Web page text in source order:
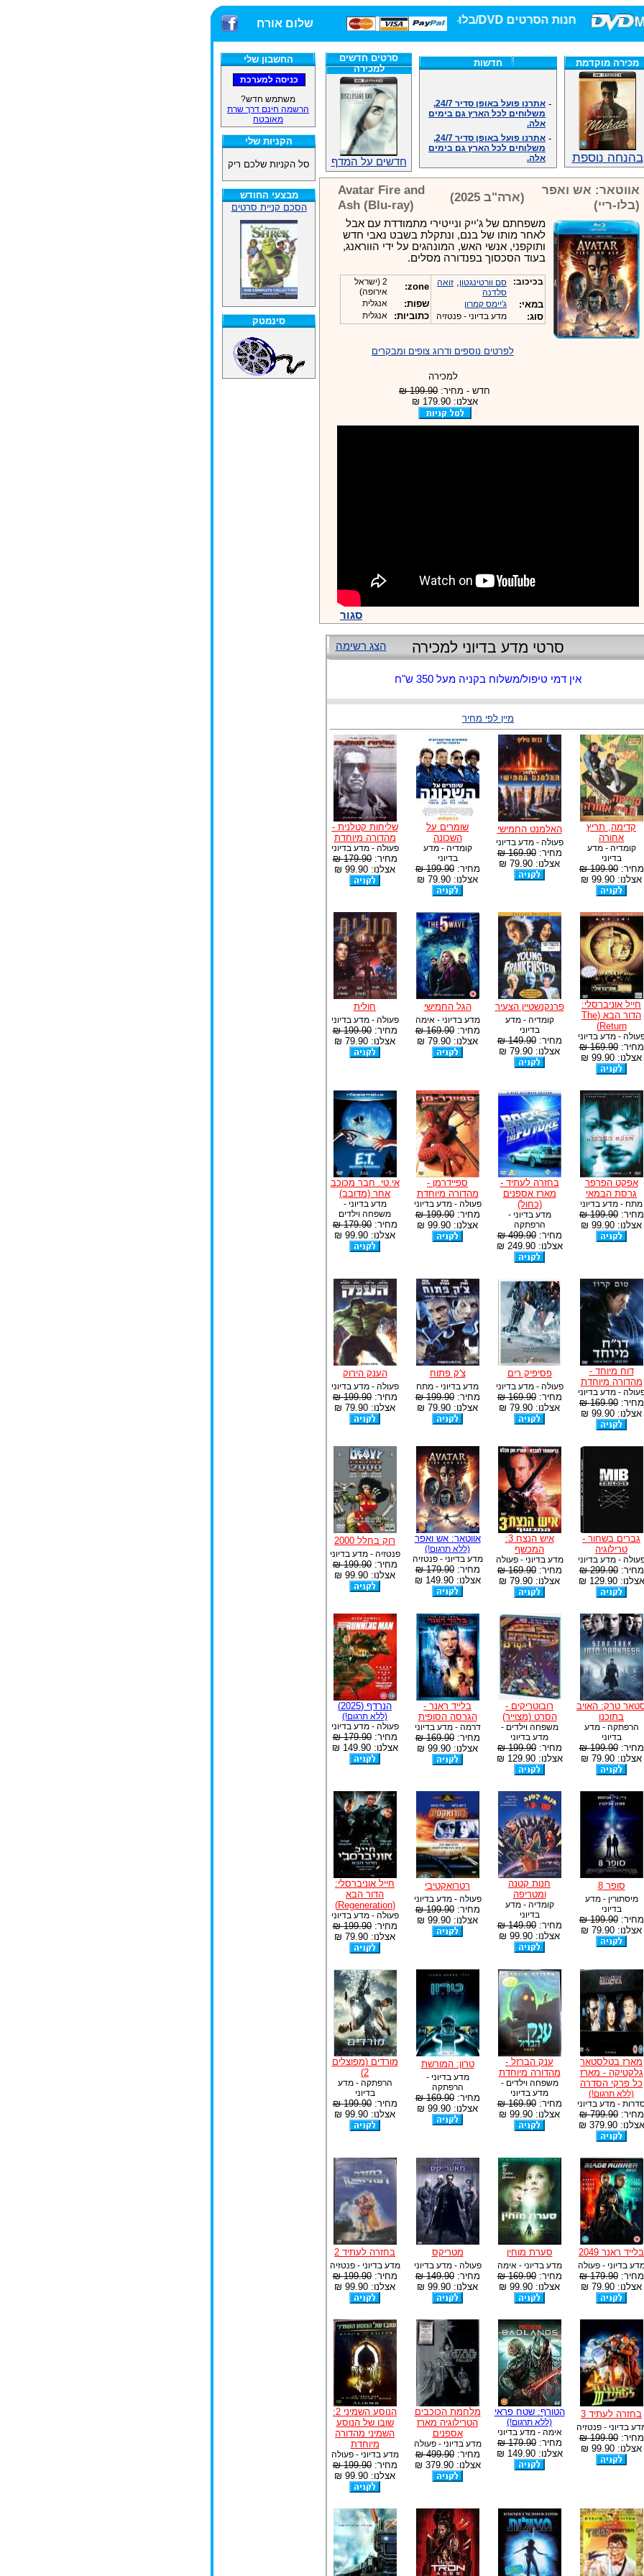
חנות הסרטים DVD/בלו-ריי/3D הגדולה ביותר! שלום אורח
החשבון שלי
משתמש חדש?
הרשמה חינם דרך שרת
מאובטח
הקניות שלי
סל הקניות שלכם ריק
מבצעי החודש
הסכם קניית סרטים
סינמטק
מכירה מוקדמת
בהנחה נוספת
חדשות
משלוחים לכל הארץ גם בימים
אלה.
משלוחים לכל הארץ גם בימים
אלה.
אנחנו כאן לכול שאלה וזמינים
במענה הטלפוני שלנו.ובמייל
.האתר לרשותכם פעיל 24/7
- מענה טלפוני: 09-7652392
זמינים במייל ובטלפון. האתר
לרשותכם פעיל 24/7
צוות דיוידי מאסטר ישיר.
אנחנו כאן לכול שאלה וזמינים
במענה הטלפוני שלנו.ובמייל
.האתר לרשותכם 24/7
מענה טלפוני: 09-7652392
צוות דיוידי מאסטר ישיר.
סרטים חדשים
למכירה
חדשים על המדף
אווטאר: אש ואפר
(בלו-ריי)
(ארה"ב 2025)
Avatar Fire and
Ash (Blu-ray)
משפחתם של ג'ייק ונייטירי מתמודדת עם אבל
לאחר מותו של בנם, ונתקלת בשבט נאבי חדש
ותוקפני, אנשי האש, המונהגים על ידי הווראנג,
בעוד הסכסוך בפנדורה מסלים.
בכיכוב: סם וורטינגטון, זואה
סלדנה
במאי: ג'יימס קמרון
סוג: מדע בדיוני - פנטזיה
zone:
2 (ישראל
אירופה)
שפות: אנגלית
כתוביות: אנגלית
לפרטים נוספים ודרוג צופים ומבקרים
למכירה
חדש - מחיר: 199.90 ₪
אצלנו: 179.90 ₪
סגור
הצג רשימה סרטי מדע בדיוני למכירה
אין דמי טיפול/משלוח בקניה מעל 350 ש"ח
מיין לפי מחיר
קדימה, תריץ
אחורה
קומדיה - מדע
בדיוני
מחיר:199.90 ₪
אצלנו: 99.90 ₪
האלמנט החמישי
פעולה - מדע בדיוני
מחיר:169.90 ₪
אצלנו: 79.90 ₪
שומרים על
השכונה
קומדיה - מדע
בדיוני
מחיר:199.90 ₪
אצלנו: 79.90 ₪
שליחות קטלנית -
מהדורה מיוחדת
פעולה - מדע בדיוני
מחיר:179.90 ₪
אצלנו: 99.90 ₪
חייל אוניברסלי:
הדור הבא (The
Return)
- מדע בדיוני
מחיר:169.90 ₪
אצלנו: 99.90 ₪
פרנקנשטיין הצעיר
קומדיה - מדע
בדיוני
מחיר:149.90 ₪
אצלנו: 79.90 ₪
הגל החמישי
מדע בדיוני - אימה
מחיר:169.90 ₪
אצלנו: 79.90 ₪
חולית
פעולה - מדע בדיוני
מחיר:199.90 ₪
אצלנו: 79.90 ₪
אפקט הפרפר
גרסת הבמאי
מתח - מדע בדיוני
מחיר:199.90 ₪
אצלנו: 99.90 ₪
בחזרה לעתיד -
מארז אספנים
(כחול)
מדע בדיוני -
הרפתקה
מחיר:499.90 ₪
אצלנו: 249.90 ₪
ספיידרמן -
מהדורה מיוחדת
פעולה - מדע בדיוני
מחיר:199.90 ₪
אצלנו: 99.90 ₪
אי.טי. חבר מכוכב
אחר (מדובב)
מדע בדיוני -
משפחה וילדים
מחיר:179.90 ₪
אצלנו: 99.90 ₪
דוח מיוחד -
מהדורה מיוחדת
- מדע בדיוני
מחיר:169.90 ₪
אצלנו: 99.90 ₪
פסיפיק רים
פעולה - מדע בדיוני
מחיר:169.90 ₪
אצלנו: 79.90 ₪
צ'ק פתוח
מדע בדיוני - מתח
מחיר:199.90 ₪
אצלנו: 79.90 ₪
הענק הירוק
פעולה - מדע בדיוני
מחיר:199.90 ₪
אצלנו: 79.90 ₪
גברים בשחור -
טרילוגיה
- מדע בדיוני
מחיר:299.90 ₪
אצלנו: 129.90 ₪
איש הנצח 3:
המכשף
מדע בדיוני - פעולה
מחיר:169.90 ₪
אצלנו: 79.90 ₪
אווטאר: אש ואפר
(ללא תרגום!)
מדע בדיוני - פנטזיה
מחיר:179.90 ₪
אצלנו: 149.90 ₪
רוק בחלל 2000
פנטזיה - מדע בדיוני
מחיר:199.90 ₪
אצלנו: 99.90 ₪
טרק: האויב
בתוכנו
הרפתקה - מדע
בדיוני
מחיר:199.90 ₪
אצלנו: 79.90 ₪
רובוטריקים -
הסרט (מצוייר)
משפחה וילדים -
מדע בדיוני
מחיר:199.90 ₪
אצלנו: 129.90 ₪
בלייד ראנר -
הגרסה הסופית
דרמה - מדע בדיוני
מחיר:169.90 ₪
אצלנו: 99.90 ₪
הנרדף (2025)
(ללא תרגום!)
פעולה - מדע בדיוני
מחיר:179.90 ₪
אצלנו: 149.90 ₪
סופר 8
מיסתורין - מדע
בדיוני
מחיר:199.90 ₪
אצלנו: 79.90 ₪
חנות קטנה
ומטריפה
קומדיה - מדע
בדיוני
מחיר:149.90 ₪
אצלנו: 99.90 ₪
רטרואקטיבי
פעולה - מדע בדיוני
מחיר:199.90 ₪
אצלנו: 99.90 ₪
חייל אוניברסלי:
הדור הבא
(Regeneration)
פעולה - מדע בדיוני
מחיר:199.90 ₪
אצלנו: 79.90 ₪
מארז בטלסטאר
גלקטיקה - מארז
כל פרקי הסדרה
(ללא תרגום!)
- מדע בדיוני
מחיר:799.90 ₪
אצלנו: 379.90 ₪
ענק הברזל -
מהדורה מיוחדת
משפחה וילדים -
מדע בדיוני
מחיר:169.90 ₪
אצלנו: 99.90 ₪
טרון: המורשת
מדע בדיוני -
הרפתקה
מחיר:169.90 ₪
אצלנו: 99.90 ₪
מורדים (מפוצלים
2)
הרפתקה - מדע
בדיוני
מחיר:199.90 ₪
אצלנו: 99.90 ₪
בלייד ראנר 2049
בדיוני - פעולה
מחיר:179.90 ₪
אצלנו: 79.90 ₪
סערת מוחין
מדע בדיוני - אימה
מחיר:169.90 ₪
אצלנו: 99.90 ₪
מטריקס
פעולה - מדע בדיוני
מחיר:149.90 ₪
אצלנו: 99.90 ₪
בחזרה לעתיד 2
מדע בדיוני - פנטזיה
מחיר:199.90 ₪
אצלנו: 99.90 ₪
בחזרה לעתיד 3
בדיוני - פנטזיה
מחיר:199.90 ₪
אצלנו: 99.90 ₪
הטורף: שטח פראי
(ללא תרגום!)
אימה - מדע בדיוני
מחיר:179.90 ₪
אצלנו: 149.90 ₪
מלחמת הכוכבים
הטרילוגיה מארז
אספנים
מדע בדיוני - פעולה
מחיר:499.90 ₪
אצלנו: 379.90 ₪
הנוסע השמיני 2:
שובו של הנוסע
השמיני מהדורה
מיוחדת
מדע בדיוני - פעולה
מחיר:199.90 ₪
אצלנו: 99.90 ₪